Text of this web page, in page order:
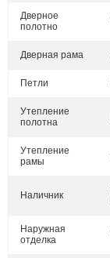
Дверное
полотно
Дверная рама
Петли
Утепление
полотна
Утепление
рамы
Наличник
Наружная
отделка